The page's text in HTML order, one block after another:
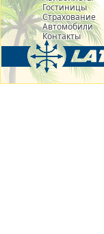
Гостиницы
Страхование
Автомобили
Контакты